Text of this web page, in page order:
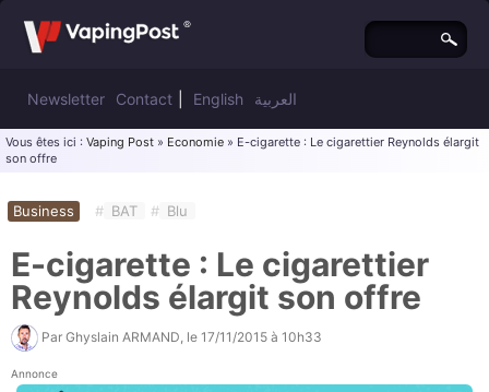
Newsletter Contact English العربية
Vous êtes ici : Vaping Post » Economie » E-cigarette : Le cigarettier Reynolds élargit
son offre
Business # BAT # Blu
E-cigarette : Le cigarettier
Reynolds élargit son offre
Par Ghyslain ARMAND , le 17/11/2015 à 10h33
Annonce